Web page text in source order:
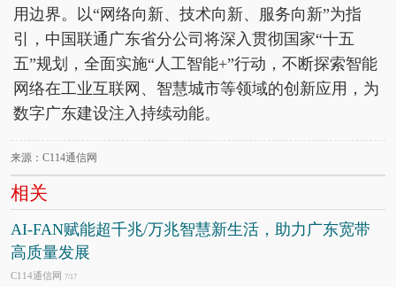
用边界。以“网络向新、技术向新、服务向新”为指
引，中国联通广东省分公司将深入贯彻国家“十五
五”规划，全面实施“人工智能+”行动，不断探索智能
网络在工业互联网、智慧城市等领域的创新应用，为
数字广东建设注入持续动能。
来源：C114通信网
相关
AI-FAN赋能超千兆/万兆智慧新生活，助力广东宽带
高质量发展
C114通信网 7/17